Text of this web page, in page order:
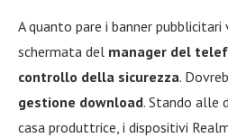
A quanto pare i banner
schermata del manager del
controllo della sicurezza.
gestione download. Stando alle
casa produttrice, i dispositivi